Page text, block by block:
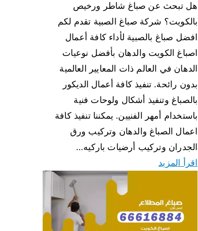
هل تبحث عن صباغ شاطر ورخيص
بالكويت؟ شركة صباغ الصبية تقدم لكم
افضل صباغ بالصبية لأداء كافة أعمال
اصباغ الكويت والدهان بأفضل نوعيات
الدهان في العالم ذات المعايير العالمية
بدون رائحة. تنفيذ كافة أعمال الديكور
بالصباغ وتنفيذ أشكال ولوحات فنية
باستخدام أمهر الفنيين. يمكننا تنفيذ كافة
اعمال الصباغ والدهان وتركيب ورق
الجدران وتركيب أرضيات باركيه…
اقرأ المزيد